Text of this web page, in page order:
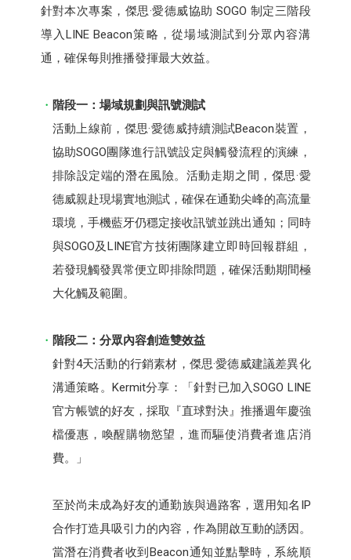
針對本次專案，傑思·愛德威協助 SOGO 制定三階段
導入LINE Beacon策略，從場域測試到分眾內容溝
通，確保每則推播發揮最大效益。
階段一：場域規劃與訊號測試
活動上線前，傑思·愛德威持續測試Beacon裝置，
協助SOGO團隊進行訊號設定與觸發流程的演練，
排除設定端的潛在風險。活動走期之間，傑思·愛
德威親赴現場實地測試，確保在通勤尖峰的高流量
環境，手機藍牙仍穩定接收訊號並跳出通知；同時
與SOGO及LINE官方技術團隊建立即時回報群組，
若發現觸發異常便立即排除問題，確保活動期間極
大化觸及範圍。
階段二：分眾內容創造雙效益
針對4天活動的行銷素材，傑思·愛德威建議差異化
溝通策略。Kermit分享：「針對已加入SOGO LINE
官方帳號的好友，採取『直球對決』推播週年慶強
檔優惠，喚醒購物慾望，進而驅使消費者進店消
費。」
至於尚未成為好友的通勤族與過路客，選用知名IP
合作打造具吸引力的內容，作為開啟互動的誘因。
當潛在消費者收到Beacon通知並點擊時，系統順